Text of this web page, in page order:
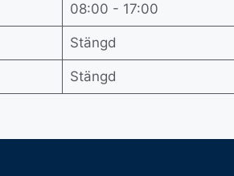
08:00 - 17:00
Stängd
Stängd